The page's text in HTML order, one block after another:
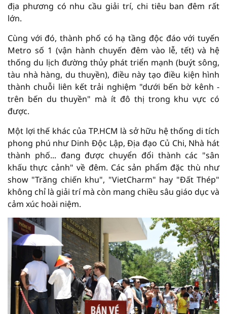
địa phương có nhu cầu giải trí, chi tiêu ban đêm rất
lớn.
Cùng với đó, thành phố có hạ tầng độc đáo với tuyến
Metro số 1 (vận hành chuyến đêm vào lễ, tết) và hệ
thống du lịch đường thủy phát triển mạnh (buýt sông,
tàu nhà hàng, du thuyền), điều này tạo điều kiện hình
thành chuỗi liên kết trải nghiệm "dưới bến bờ kênh -
trên bến du thuyền" mà ít đô thị trong khu vực có
được.
Một lợi thế khác của TP.HCM là sở hữu hệ thống di tích
phong phú như Dinh Độc Lập, Địa đạo Củ Chi, Nhà hát
thành phố... đang được chuyển đổi thành các "sân
khấu thực cảnh" về đêm. Các sản phẩm đặc thù như
show "Trăng chiến khu", "VietCharm" hay "Đất Thép"
không chỉ là giải trí mà còn mang chiều sâu giáo dục và
cảm xúc hoài niệm.